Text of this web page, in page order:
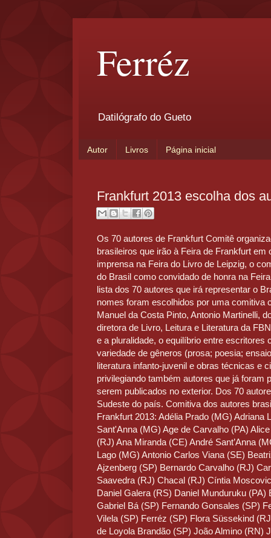
Ferréz
Datilógrafo do Gueto
Autor Livros Página inicial
Frankfurt 2013 escolha dos
Os 70 autores de Frankfurt Comitê
brasileiros que irão à Feira de Frankfurt
imprensa na Feira do Livro de Leipzig, o
do Brasil como convidado de honra na
lista dos 70 autores que irá representar o
nomes foram escolhidos por uma comitiva
Manuel da Costa Pinto, Antonio Martinelli,
diretora de Livro, Leitura e Literatura da
e a pluralidade, o equilíbrio entre escritores
variedade de gêneros (prosa; poesia;
literatura infanto-juvenil e obras técnicas e
privilegiando também autores que já foram
serem publicados no exterior. Dos 70
Sudeste do país. Comitiva dos autores
Frankfurt 2013: Adélia Prado (MG) Adriana
Sant'Anna (MG) Age de Carvalho (PA)
(RJ) Ana Miranda (CE) André Sant’Anna
Lago (MG) Antonio Carlos Viana (SE)
Ajzenberg (SP) Bernardo Carvalho (RJ)
Saavedra (RJ) Chacal (RJ) Cíntia
Daniel Galera (RS) Daniel Munduruku
Gabriel Bá (SP) Fernando Gonsales (SP)
Vilela (SP) Ferréz (SP) Flora Süssekind
de Loyola Brandão (SP) João Almino (RN)